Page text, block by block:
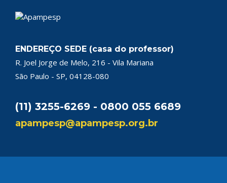
ENDEREÇO SEDE (casa do professor)
R. Joel Jorge de Melo, 216 - Vila Mariana
São Paulo - SP, 04128-080
(11) 3255-6269 - 0800 055 6689
apampesp@apampesp.org.br